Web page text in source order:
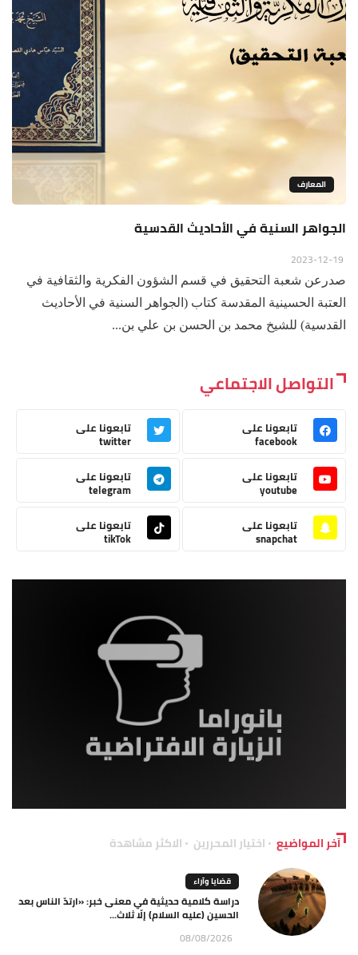
المعارف
الجواهر السنية في الأحاديث القدسية
صدرعن شعبة التحقيق في قسم الشؤون الفكرية والثقافية في
العتبة الحسينية المقدسة كتاب (الجواهر السنية في الأحاديث
القدسية) للشيخ محمد بن الحسن بن علي بن...
التواصل الاجتماعي
تابعونا على
facebook
تابعونا على
twitter
تابعونا على
youtube
تابعونا على
telegram
تابعونا على
snapchat
تابعونا على
tikTok
آخر المواضيع اختيار المحررين الاكثر مشاهدة
قضايا وآراء
دراسة كلامية حديثية في معنى خبر: «ارتدّ الناس بعد
الحسين (عليه السلام) إلّا ثلاث...
08/08/2026